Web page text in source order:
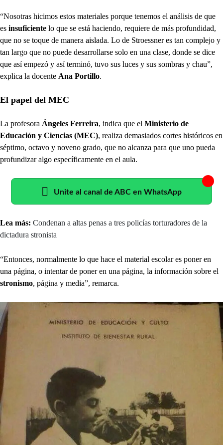
“Nosotras hicimos estos materiales porque tenemos el análisis de que
es insuficiente lo que se está haciendo, requiere de más profundidad,
que no se toque de manera aislada. Lo de Stroessner es tan complejo y
tan largo que no puede desarrollarse solo en una clase, donde se dice
que así empezó y así terminó, tuvo sus luces y sus sombras y chau”,
explica la docente Ana Portillo.
El papel del MEC
La profesora Ángeles Ferreira, indica que el Ministerio de
Educación y Ciencias (MEC), realiza demasiados cortes históricos en
séptimo, octavo y noveno grado, que no alcanza para que uno pueda
profundizar algo específicamente en el aula.
Unite al canal de ABC en WhatsApp
Lea más: Condenan a altas penas a tres policías torturadores de la
dictadura stronista
“Entonces, normalmente lo que hace el material escolar es poner en
una página, o intentar de poner en una página, la información sobre el
stronismo, página y media”, remarca.